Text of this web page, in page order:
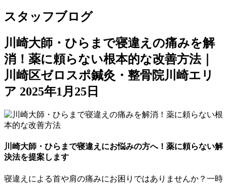
スタッフブログ
川崎大師・ひらまで寝違えの痛みを解
消！薬に頼らない根本的な改善方法｜
川崎区ゼロスポ鍼灸・整骨院川崎エリ
ア 2025年1月25日
川崎大師・ひらまで寝違えにお悩みの方へ！薬に頼らない解
決法を提案します
寝違えによる首や肩の痛みにお困りではありませんか？一時